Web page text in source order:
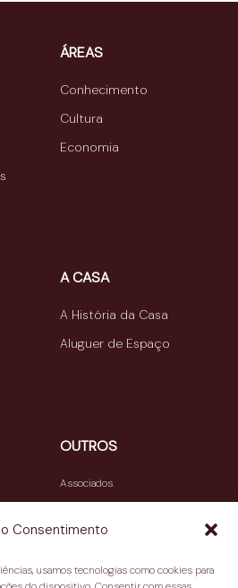
Consentimento
usamos tecnologias como cookies para
ÁREAS
Conhecimento
Cultura
Economia
A CASA
A História da Casa
Aluguer de Espaço
OUTROS
Associados
Relatório e Contas